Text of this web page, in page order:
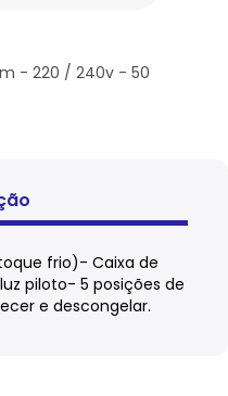
- 220 / 240v - 50
frio)- Caixa de
piloto- 5 posições de
e descongelar.